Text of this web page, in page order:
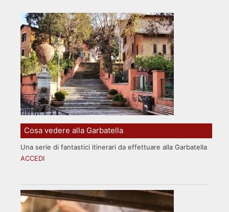
Cosa vedere alla Garbatella
Una serie di fantastici itinerari da effettuare alla Garbatella
ACCEDI